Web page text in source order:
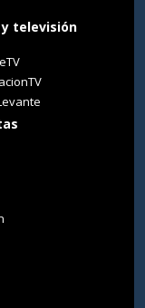
y televisión